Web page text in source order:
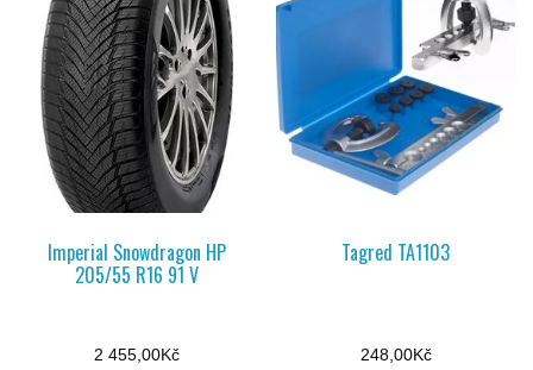
Imperial Snowdragon HP
205/55 R16 91 V
2 455,00Kč
Tagred TA1103
248,00Kč